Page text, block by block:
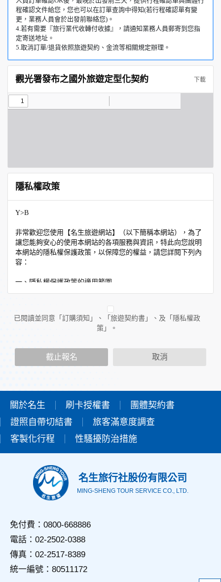
程確認文件給您，您也可以在訂單查詢中得知(若行程確認單有變
更，業務人員會於出發前聯絡您)。
4.若有需要『旅行業代收轉付收據』，請通知業務人員郵寄到您指
定寄送地址。
5.取消訂單/退貨依照旅遊契約、金流等相關規定辦理。
觀光署發布之國外旅遊定型化契約 下載
隱私權政策
Y>B
非常歡迎您使用【名生旅遊網站】（以下簡稱本網站），為了
讓您能夠安心的使用本網站的各項服務與資訊，特此向您說明
本網站的隱私權保護政策，以保障您的權益，請您詳閱下列內
容：
一、隱私權保護政策的適用範圍
隱私權保護政策內容，包括本網站如何處理在您使用網站服務
外的相關連結網站，也不適用於非本網站所委託或參與管理的
人員。
當您造訪本網站或使用本網站所提供之功能服務時，我們將視
該服務功能性質，請您提供必要的個人資料，並在該特定目的
本網站在您使用服務信箱、問卷調查等互動性功能時，會保留
您所提供的姓名、電子郵件地址、聯絡方式及使用時間等。
於一般瀏覽時，伺服器會自行記錄相關行徑，包括您使用連線
設備的IP位址、使用時間、使用的瀏覽器、瀏覽及點選資料記
用，決不對外公佈。
外，我們會視需要公佈統計數據及說明文字，但不涉及特定個
人之資料。
三、資料之保護
備及必要的安全防護措施，加以保護網站及您的個人資料採用
嚴格的保護措施，只由經過授權的人員才能接觸您的個人資
料，相關處理人員皆簽有保密合約，如有違反保密義務者，將
會受到相關的法律處分。
如因業務需要有必要委託其他單位提供服務時，本網站亦會嚴
格要求其遵守保密義務，並且採取必要檢查程序以確定其將確
已閱讀並同意「訂購須知」、「旅遊契約書」、及「隱私權政
策」。
截止報名 取消
關於名生 刷卡授權書
團體契約書
證照自帶切結書
旅客滿意度調查
客製化行程
性騷擾防治措施
名生旅行社股份有限公司
MING-SHENG TOUR SERVICE CO., LTD.
免付費：0800-668886
電話：02-2502-0388
傳真：02-2517-8389
統一編號：80511172